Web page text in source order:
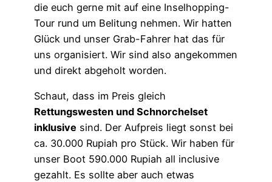
die euch gerne mit auf eine Inselhopping-
Tour rund um Belitung nehmen. Wir hatten
Glück und unser Grab-Fahrer hat das für
uns organisiert. Wir sind also angekommen
und direkt abgeholt worden.
Schaut, dass im Preis gleich
Rettungswesten und Schnorchelset
inklusive sind. Der Aufpreis liegt sonst bei
ca. 30.000 Rupiah pro Stück. Wir haben für
unser Boot 590.000 Rupiah all inclusive
gezahlt. Es sollte aber auch etwas